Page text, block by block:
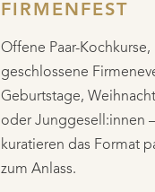
FIRMENFEST
Offene Paar-Kochkurse,
geschlossene
Geburtstage,
oder Junggesell:innen
kuratieren das Format
zum Anlass.